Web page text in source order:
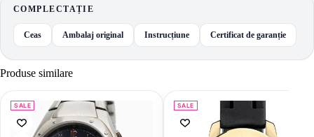
COMPLECTAȚIE
Ceas Ambalaj original Instrucțiune Certificat de garanție
Produse similare
SALE SALE